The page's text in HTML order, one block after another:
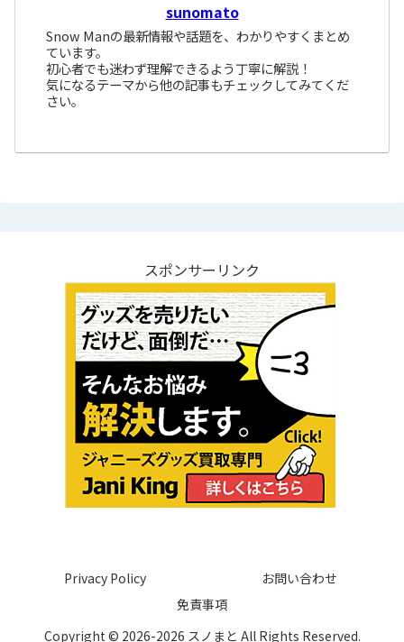
sunomato
Snow Manの最新情報や話題を、わかりやすくまとめ
ています。
初心者でも迷わず理解できるよう丁寧に解説！
気になるテーマから他の記事もチェックしてみてくだ
さい。
スポンサーリンク
Privacy Policy
お問い合わせ
免責事項
Copyright © 2026-2026 スノまと All Rights Reserved.